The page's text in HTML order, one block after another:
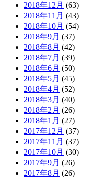
2018年12月 (63)
2018年11月 (43)
2018年10月 (54)
2018年9月 (37)
2018年8月 (42)
2018年7月 (39)
2018年6月 (50)
2018年5月 (45)
2018年4月 (52)
2018年3月 (40)
2018年2月 (26)
2018年1月 (27)
2017年12月 (37)
2017年11月 (37)
2017年10月 (30)
2017年9月 (26)
2017年8月 (26)